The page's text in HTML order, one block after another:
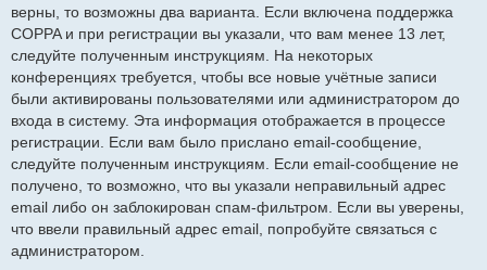
верны, то возможны два варианта. Если включена поддержка
COPPA и при регистрации вы указали, что вам менее 13 лет,
следуйте полученным инструкциям. На некоторых
конференциях требуется, чтобы все новые учётные записи
были активированы пользователями или администратором до
входа в систему. Эта информация отображается в процессе
регистрации. Если вам было прислано email-сообщение,
следуйте полученным инструкциям. Если email-сообщение не
получено, то возможно, что вы указали неправильный адрес
email либо он заблокирован спам-фильтром. Если вы уверены,
что ввели правильный адрес email, попробуйте связаться с
администратором.